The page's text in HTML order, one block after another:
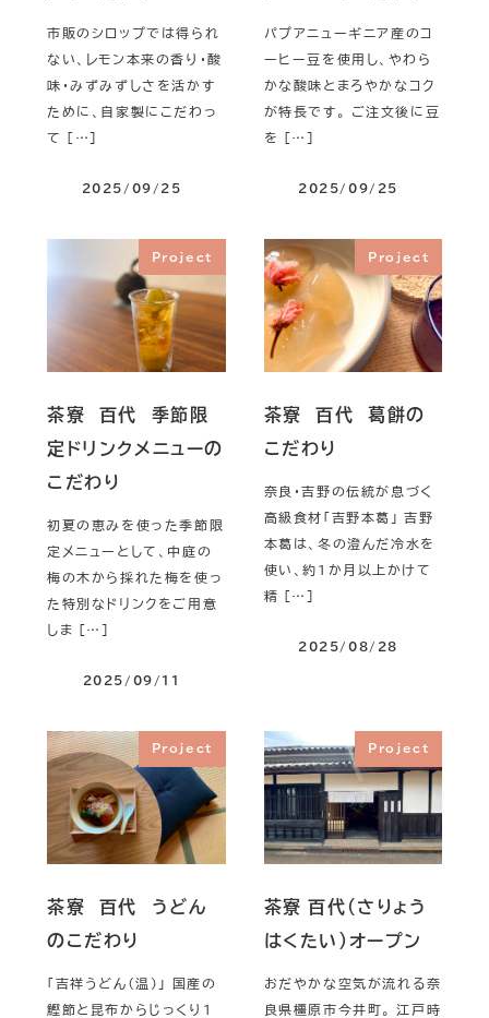
市販のシロップでは得られ
ない、レモン本来の香り・酸
味・みずみずしさを活かす
ために、自家製にこだわっ
て […]
2025/09/25
パプアニューギニア産のコ
ーヒー豆を使用し、やわら
かな酸味とまろやかなコク
が特長です。 ご注文後に豆
を […]
2025/09/25
Project
茶寮 百代 季節限
定ドリンクメニューの
こだわり
初夏の恵みを使った季節限
定メニューとして、中庭の
梅の木から採れた梅を使っ
た特別なドリンクをご用意
しま […]
2025/09/11
Project
茶寮 百代 葛餅の
こだわり
奈良・吉野の伝統が息づく
高級食材「吉野本葛」 吉野
本葛は、冬の澄んだ冷水を
使い、約1か月以上かけて
精 […]
2025/08/28
Project
茶寮 百代 うどん
のこだわり
「吉祥うどん（温）」 国産の
鰹節と昆布からじっくり1
Project
茶寮 百代（さりょう
はくたい）オープン
おだやかな空気が流れる奈
良県橿原市今井町。 江戸時